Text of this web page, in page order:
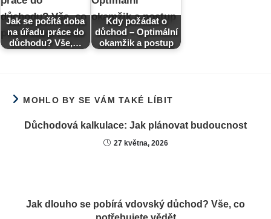
Jak se počítá doba
na úřadu práce do
důchodu? Vše,…
Kdy požádat o
důchod – Optimální
okamžik a postup
MOHLO BY SE VÁM TAKÉ LÍBIT
Důchodová kalkulace: Jak plánovat budoucnost
27 května, 2026
Jak dlouho se pobírá vdovský důchod? Vše, co